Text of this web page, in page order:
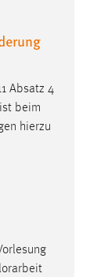
Absatz 4
ist beim
hierzu